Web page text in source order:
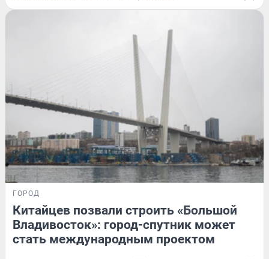
ГОРОД
Китайцев позвали строить «Большой
Владивосток»: город-спутник может
стать международным проектом